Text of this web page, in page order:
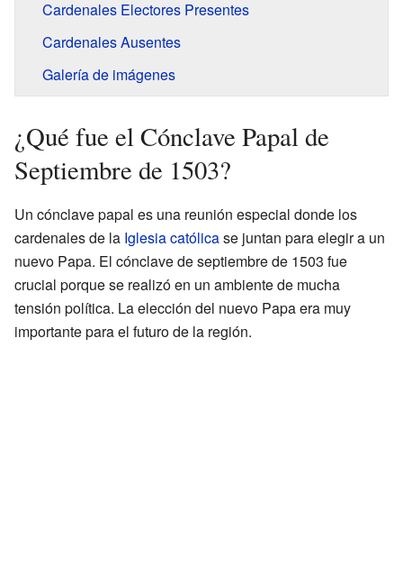
Cardenales Electores Presentes
Cardenales Ausentes
Galería de imágenes
¿Qué fue el Cónclave Papal de
Septiembre de 1503?
Un cónclave papal es una reunión especial donde los
cardenales de la Iglesia católicase juntan para elegir a un
nuevo Papa. El cónclave de septiembre de 1503 fue
crucial porque se realizó en un ambiente de mucha
tensión política. La elección del nuevo Papa era muy
importante para el futuro de la región.